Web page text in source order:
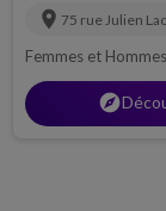
location_on 75 rue Julien
Femmes et
explorer